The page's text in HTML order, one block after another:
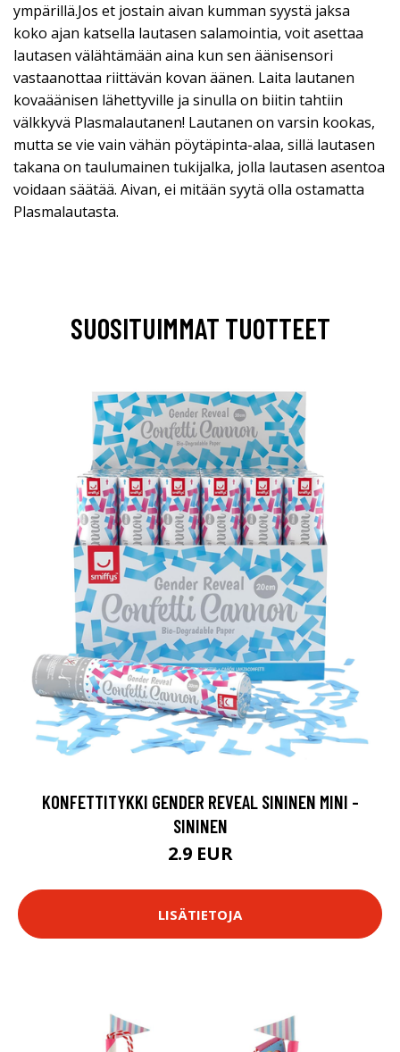
ympärillä.Jos et jostain aivan kumman syystä jaksa
koko ajan katsella lautasen salamointia, voit asettaa
lautasen välähtämään aina kun sen äänisensori
vastaanottaa riittävän kovan äänen. Laita lautanen
kovaäänisen lähettyville ja sinulla on biitin tahtiin
välkkyvä Plasmalautanen! Lautanen on varsin kookas,
mutta se vie vain vähän pöytäpinta-alaa, sillä lautasen
takana on taulumainen tukijalka, jolla lautasen asentoa
voidaan säätää. Aivan, ei mitään syytä olla ostamatta
Plasmalautasta.
SUOSITUIMMAT TUOTTEET
KONFETTITYKKI GENDER REVEAL SININEN MINI -
SININEN
2.9 EUR
LISÄTIETOJA